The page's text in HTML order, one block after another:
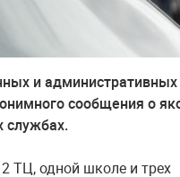
и административных
сообщения о
службах.
ТЦ, одной школе и трех